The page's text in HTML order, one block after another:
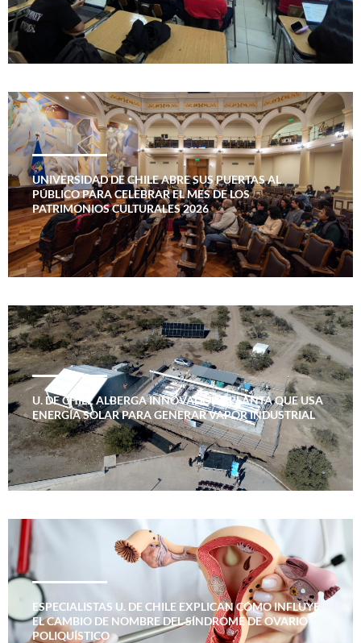
UNIVERSIDAD DE CHILE ABRE SUS PUERTAS AL
PÚBLICO PARA CELEBRAR EL MES DE LOS
PATRIMONIOS CULTURALES 2026
U. DE CHILE ALBERGA INNOVADORA PLANTA QUE USA
ENERGÍA SOLAR PARA GENERAR VAPOR INDUSTRIAL
ESPECIALISTAS U. DE CHILE EXPLICAN CÓMO INFLUYE
EL CAMBIO DE NOMBRE DEL SÍNDROME DE OVARIO
POLIQUÍSTICO